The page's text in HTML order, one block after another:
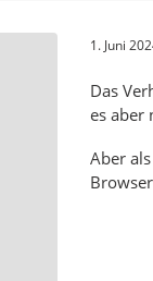
1. Juni
Das
es aber
Aber